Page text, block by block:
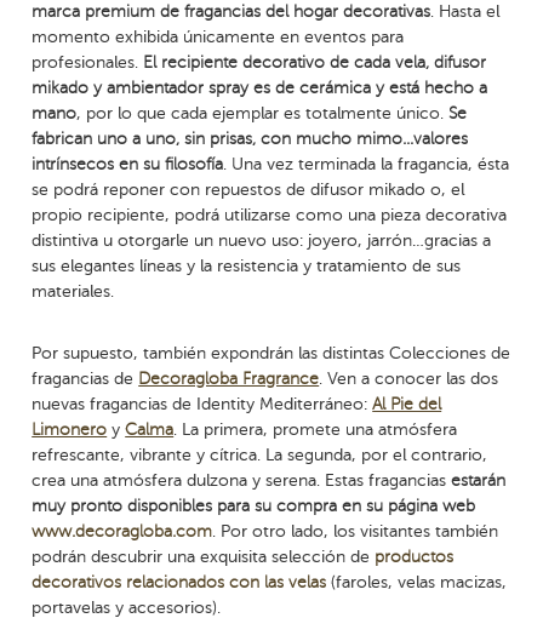
marca premium de fragancias del hogar decorativas . Hasta el
momento exhibida únicamente en eventos para
profesionales. El recipiente decorativo de cada vela, difusor
mikado y ambientador spray es de cerámica y está hecho a
mano, por lo que cada ejemplar es totalmente único.Se
fabrican uno a uno, sin prisas, con mucho mimo…valores
intrínsecos en su filosofía . Una vez terminada la fragancia, ésta
se podrá reponer con repuestos de difusor mikado o, el
propio recipiente, podrá utilizarse como una pieza decorativa
distintiva u otorgarle un nuevo uso: joyero, jarrón…gracias a
sus elegantes líneas y la resistencia y tratamiento de sus
materiales.
Por supuesto, también expondrán las distintas Colecciones de
fragancias de Decoragloba Fragrance . Ven a conocer las dos
nuevas fragancias de Identity Mediterráneo:Al Pie del
Limonero yCalma . La primera, promete una atmósfera
refrescante, vibrante y cítrica. La segunda, por el contrario,
crea una atmósfera dulzona y serena. Estas fraganciasestarán
muy pronto disponibles para su compra en su página web
www.decoragloba.com . Por otro lado, los visitantes también
podrán descubrir una exquisita selección de productos
decorativos relacionados con las velas (faroles, velas macizas,
portavelas y accesorios).